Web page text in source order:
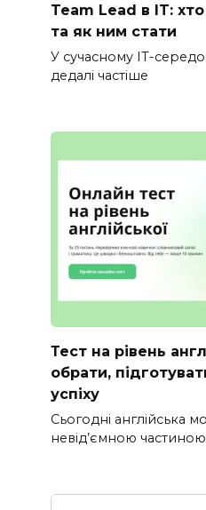
Team Lead в IT: хто
та як ним стати
У сучасному IT-
дедалі частіше
Тест на рівень
обрати,
успіху
Сьогодні англійська
невід’ємною частиною